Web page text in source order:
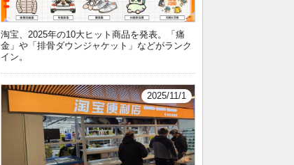
淘宝、2025年の10大ヒット商品を発表。「痛
金」や「排骨ダウンジャケット」などがランク
イン。
2025/11/1